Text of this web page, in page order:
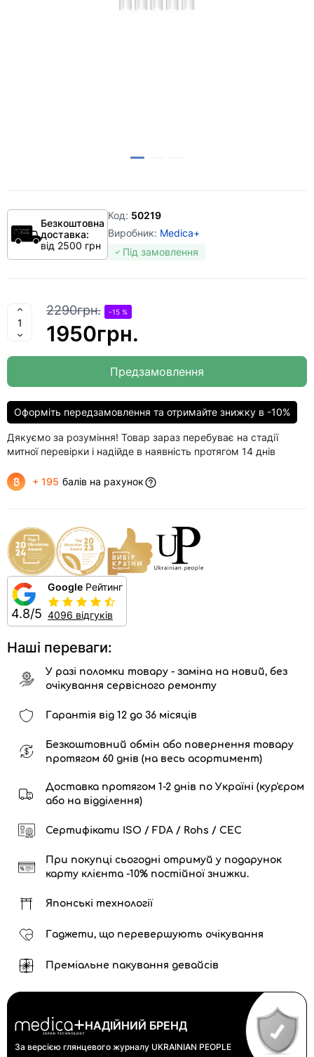
Безкоштовна
доставка:
від 2500 грн
Код: 50219
Виробник: Medica+
Під замовлення
2290грн. -15 %
1950грн.
Предзамовлення
Оформіть передзамовлення та отримайте знижку в -10%
Дякуємо за розуміння! Товар зараз перебуває на стадії
митної перевірки і надійде в наявність протягом 14 днів
+ 195 балів на рахунок
4.8/5
Google Рейтинг
4096 відгуків
Наші переваги:
У разі поломки товару - заміна на новий, без
очікування сервісного ремонту
Гарантія від 12 до 36 місяців
Безкоштовний обмін або повернення товару
протягом 60 днів (на весь асортимент)
Доставка протягом 1-2 днів по Україні (кур'єром
або на відділення)
Сертифікати ISO / FDA / Rohs / CEC
При покупці сьогодні отримуй у подарунок
карту клієнта -10% постійної знижки.
Японські технології
Гаджети, що перевершують очікування
Преміальне пакування девайсів
НАДІЙНИЙ БРЕНД
За версією глянцевого журналу UKRAINIAN PEOPLE